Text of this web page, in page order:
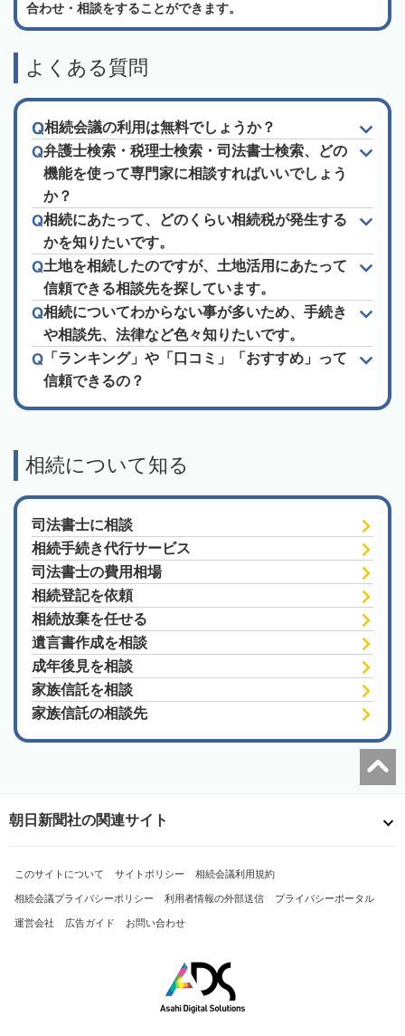
合わせ・相談をすることができます。
よくある質問
相続会議の利用は無料でしょうか？
弁護士検索・税理士検索・司法書士検索、どの
機能を使って専門家に相談すればいいでしょう
か？
相続にあたって、どのくらい相続税が発生する
かを知りたいです。
土地を相続したのですが、土地活用にあたって
信頼できる相談先を探しています。
相続についてわからない事が多いため、手続き
や相談先、法律など色々知りたいです。
「ランキング」や「口コミ」「おすすめ」って
信頼できるの？
相続について知る
司法書士に相談
相続手続き代行サービス
司法書士の費用相場
相続登記を依頼
相続放棄を任せる
遺言書作成を相談
成年後見を相談
家族信託を相談
家族信託の相談先
朝日新聞社の関連サイト
このサイトについて サイトポリシー 相続会議利用規約
相続会議プライバシーポリシー 利用者情報の外部送信 プライバシーポータル
運営会社 広告ガイド お問い合わせ